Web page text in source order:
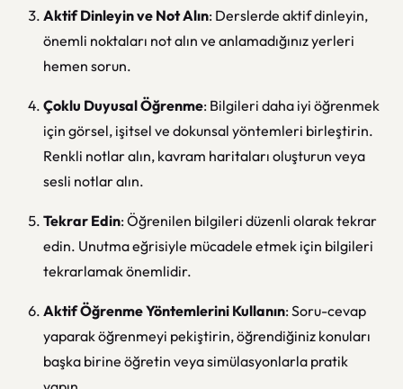
Aktif Dinleyin ve Not Alın: Derslerde aktif dinleyin,
önemli noktaları not alın ve anlamadığınız yerleri
hemen sorun.
Çoklu Duyusal Öğrenme: Bilgileri daha iyi öğrenmek
için görsel, işitsel ve dokunsal yöntemleri birleştirin.
Renkli notlar alın, kavram haritaları oluşturun veya
sesli notlar alın.
Tekrar Edin: Öğrenilen bilgileri düzenli olarak tekrar
edin. Unutma eğrisiyle mücadele etmek için bilgileri
tekrarlamak önemlidir.
Aktif Öğrenme Yöntemlerini Kullanın: Soru-cevap
yaparak öğrenmeyi pekiştirin, öğrendiğiniz konuları
başka birine öğretin veya simülasyonlarla pratik